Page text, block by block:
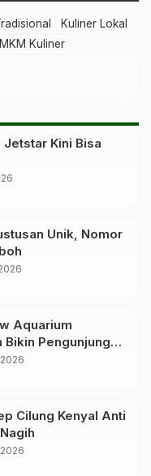
Kuliner Lokal
Kuliner
Jetstar Kini Bisa
Unik, Nomor
Aquarium
Bikin Pengunjung
Cilung Kenyal Anti